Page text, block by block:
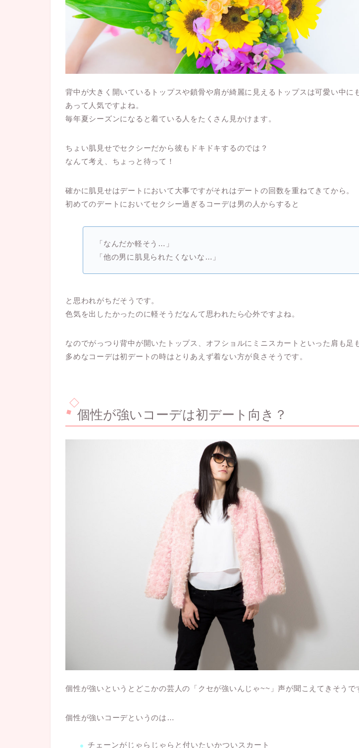
背中が大きく開いているトップスや鎖骨や肩が綺麗に見えるトップスは可愛い中に
あって人気ですよね。
毎年夏シーズンになると着ている人をたくさん見かけます。
ちょい肌見せでセクシーだから彼もドキドキするのでは？
なんて考え、ちょっと待って！
確かに肌見せはデートにおいて大事ですがそれはデートの回数を重ねてきてから。
初めてのデートにおいてセクシー過ぎるコーデは男の人からすると
「なんだか軽そう…」
「他の男に肌見られたくないな…」
と思われがちだそうです。
色気を出したかったのに軽そうだなんて思われたら心外ですよね。
なのでがっつり背中が開いたトップス、オフショルにミニスカートといった肩も足
多めなコーデは初デートの時はとりあえず着ない方が良さそうです。
個性が強いコーデは初デート向き？
個性が強いというとどこかの芸人の「クセが強いんじゃ~~」声が聞こえてきそうで
個性が強いコーデというのは…
チェーンがじゃらじゃらと付いたいかついスカート